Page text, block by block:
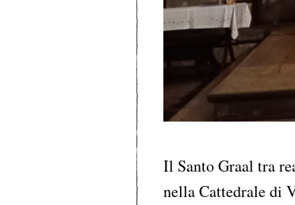
Il Santo Graal tra
nella Cattedrale di